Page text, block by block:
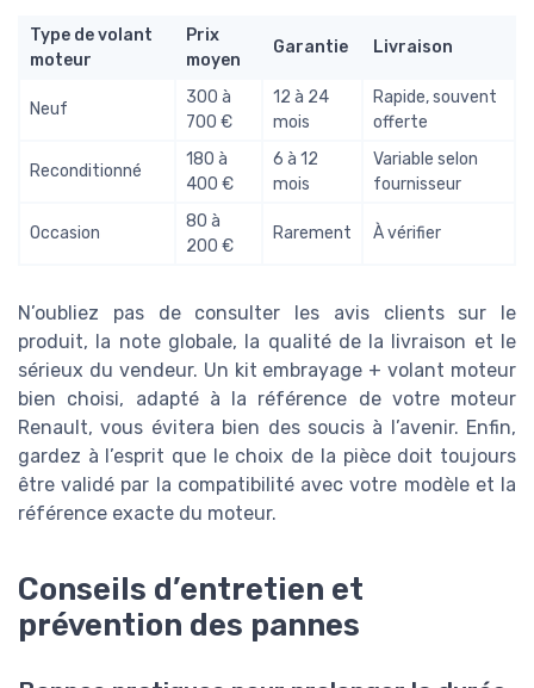
Type de volant
moteur
Prix
moyen
Garantie Livraison
Neuf
300 à
700 €
12 à 24
mois
Rapide, souvent
offerte
Reconditionné
180 à
400 €
6 à 12
mois
Variable selon
fournisseur
Occasion
80 à
200 €
Rarement À vérifier
N’oubliez pas de consulter les avis clients sur le
produit, la note globale, la qualité de la livraison et le
sérieux du vendeur. Un kit embrayage + volant moteur
bien choisi, adapté à la référence de votre moteur
Renault, vous évitera bien des soucis à l’avenir. Enfin,
gardez à l’esprit que le choix de la pièce doit toujours
être validé par la compatibilité avec votre modèle et la
référence exacte du moteur.
Conseils d’entretien et
prévention des pannes